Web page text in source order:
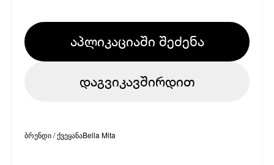
აპლიკაციაში შეძენა
დაგვიკავშირდით
ბრენდი / ქვეყანაBella Mita